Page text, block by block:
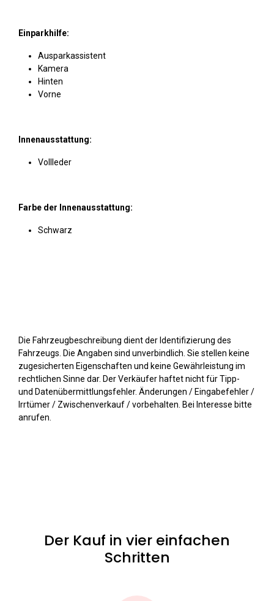
Einparkhilfe:
Ausparkassistent
Kamera
Hinten
Vorne
Innenausstattung:
Vollleder
Farbe der Innenausstattung:
Schwarz
Die Fahrzeugbeschreibung dient der Identifizierung des
Fahrzeugs. Die Angaben sind unverbindlich. Sie stellen keine
zugesicherten Eigenschaften und keine Gewährleistung im
rechtlichen Sinne dar. Der Verkäufer haftet nicht für Tipp-
und Datenübermittlungsfehler. Änderungen / Eingabefehler /
Irrtümer / Zwischenverkauf / vorbehalten. Bei Interesse bitte
anrufen.
Der Kauf in vier einfachen
Schritten